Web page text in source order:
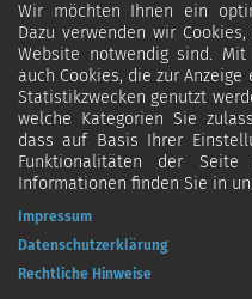
Wir möchten Ihnen ein
Dazu verwenden wir
Website notwendig sind.
auch Cookies, die zur
Statistikzwecken genutzt
welche Kategorien Sie
dass auf Basis Ihrer
Funktionalitäten der Seite
Informationen finden Sie in
Impressum
Datenschutzerklärung
Rechtliche Hinweise